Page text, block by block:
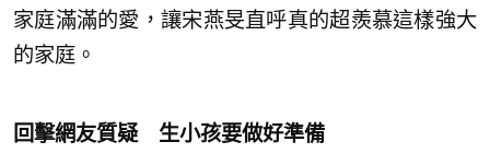
家庭滿滿的愛，讓宋燕旻直呼真的超羨慕這樣強大
的家庭。
回擊網友質疑 生小孩要做好準備